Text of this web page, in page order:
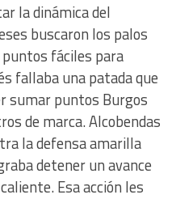
la dinámica del
buscaron los palos
fáciles para
fallaba una patada que
sumar puntos Burgos
de marca. Alcobendas
la defensa amarilla
detener un avance
Esa acción les